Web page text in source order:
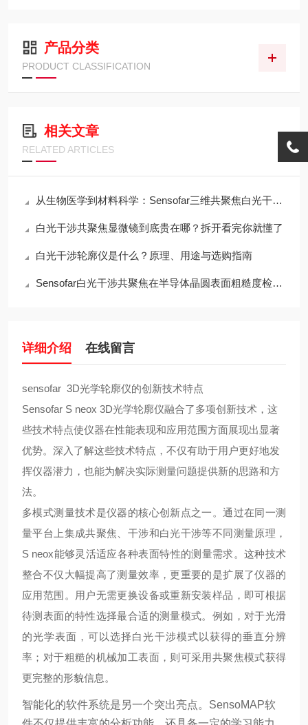
产品分类
PRODUCT CLASSIFICATION
相关文章
RELATED ARTICLES
从生物医学到材料科学：Sensofar三维共聚焦白光干涉仪的跨领域应用传奇
白光干涉共聚焦显微镜到底贵在哪？拆开看完你就懂了
白光干涉轮廓仪是什么？原理、用途与选购指南
Sensofar白光干涉共聚焦在半导体晶圆表面粗糙度检测中的应用与行业标准对标
详细介绍 在线留言
sensofar 3D光学轮廓仪的创新技术特点
Sensofar S neox 3D光学轮廓仪融合了多项创新技术，这
些技术特点使仪器在性能表现和应用范围方面展现出显著
优势。深入了解这些技术特点，不仅有助于用户更好地发
挥仪器潜力，也能为解决实际测量问题提供新的思路和方
法。
多模式测量技术是仪器的核心创新点之一。通过在同一测
量平台上集成共聚焦、干涉和白光干涉等不同测量原理，
S neox能够灵活适应各种表面特性的测量需求。这种技术
整合不仅大幅提高了测量效率，更重要的是扩展了仪器的
应用范围。用户无需更换设备或重新安装样品，即可根据
待测表面的特性选择最合适的测量模式。例如，对于光滑
的光学表面，可以选择白光干涉模式以获得的垂直分辨
率；对于粗糙的机械加工表面，则可采用共聚焦模式获得
更完整的形貌信息。
智能化的软件系统是另一个突出亮点。SensoMAP软